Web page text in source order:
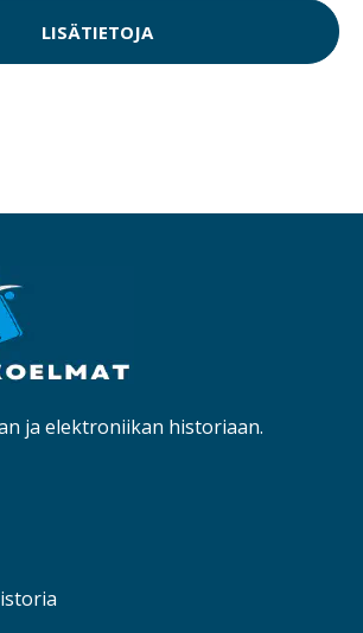
LISÄTIETOJA
ja elektroniikan historiaan.